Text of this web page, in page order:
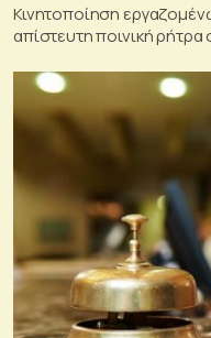
Κινητοποίηση
απίστευτη ποινική